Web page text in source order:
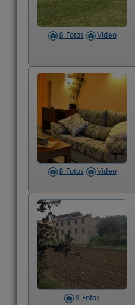
8 Fotos Video
8 Fotos Video
8 Fotos